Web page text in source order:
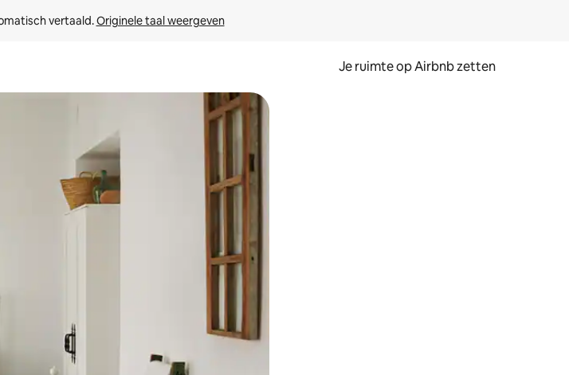
vertaald. Originele taal weergeven
Je ruimte op Airbnb zetten
omhoog en omlaag, óf door te tikken of swipen.